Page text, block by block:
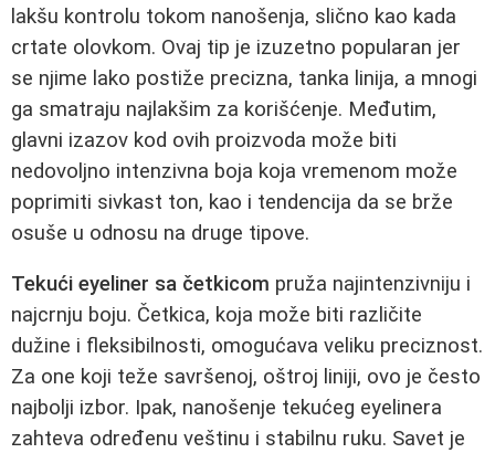
lakšu kontrolu tokom nanošenja, slično kao kada
crtate olovkom. Ovaj tip je izuzetno popularan jer
se njime lako postiže precizna, tanka linija, a mnogi
ga smatraju najlakšim za korišćenje. Međutim,
glavni izazov kod ovih proizvoda može biti
nedovoljno intenzivna boja koja vremenom može
poprimiti sivkast ton, kao i tendencija da se brže
osuše u odnosu na druge tipove.
Tekući eyeliner sa četkicom pruža najintenzivniju i
najcrnju boju. Četkica, koja može biti različite
dužine i fleksibilnosti, omogućava veliku preciznost.
Za one koji teže savršenoj, oštroj liniji, ovo je često
najbolji izbor. Ipak, nanošenje tekućeg eyelinera
zahteva određenu veštinu i stabilnu ruku. Savet je